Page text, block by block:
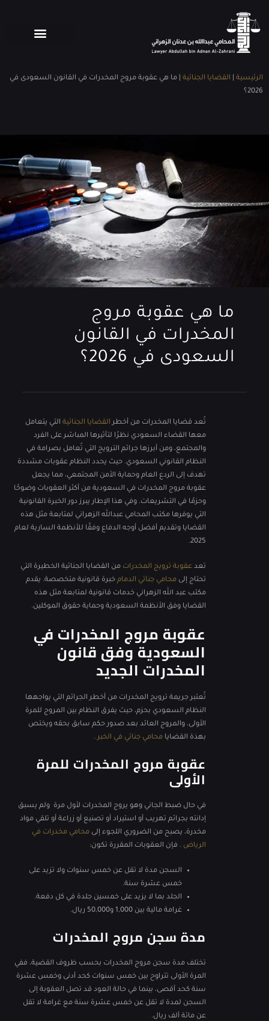
الرئيسية القضايا الجنائية
ما هي عقوبة مروج المخدرات في القانون السعودى في
2026؟
ما هي عقوبة مروج
المخدرات في القانون
السعودى في 2026؟
تُعد قضايا المخدرات من أخطر القضايا الجنائيةالتي يتعامل
معها القضاء السعودي نظرًا لتأثيرها المباشر على الفرد
والمجتمع، ومن أبرزها جرائم الترويج التي تُعامل بصرامة في
النظام القانوني السعودي. حيث يحدد النظام عقوبات مشددة
تهدف إلى الردع العام وحماية الأمن المجتمعي، مما يجعل
عقوبة مروج المخدرات في السعودية من أكثر العقوبات وضوحًا
وحزمًا في التشريعات. وفي هذا الإطار يبرز دور الخبرة القانونية
التي يوفرها مكتب المحامي عبدالله الزهراني لمتابعة مثل هذه
القضايا وتقديم أفضل أوجه الدفاع وفقًا للأنظمة السارية لعام
2025.
تعد عقوبة ترويج المخدرات من القضايا الجنائية الخطيرة التي
تحتاج إلى محامي جنائي الدمام خبرة قانونية متخصصة. يقدم
مكتب عبد الله الزهراني خدمات قانونية لمتابعة مثل هذه
القضايا وفق الأنظمة السعودية وحماية حقوق الموكلين.
عقوبة مروج المخدرات في
السعودية​ وفق قانون
المخدرات الجديد
تُعتبر جريمة ترويج المخدرات من أخطر الجرائم التي يواجهها
النظام السعودي بحزم، حيث يفرق النظام بين المروج للمرة
الأولى، والمروج العائد بعد صدور حكم سابق بحقه ويختص
بهذة القضايا محامي جنائي في الخبر.
عقوبة مروج المخدرات للمرة
الأولى
في حال ضبط الجاني وهو يروج المخدرات لأول مرة ولم يسبق
إدانته بجرائم تهريب أو استيراد أو تصنيع أو زراعة أو تلقي مواد
مخدرة، يصبح من الضروري اللجوء إلى محامي مخدرات في
الرياض . فإن العقوبات المقررة تكون:
السجن مدة لا تقل عن خمس سنوات ولا تزيد على
خمس عشرة سنة.
الجلد بما لا يزيد على خمسين جلدة في كل دفعة.
غرامة مالية بين 1,000 و50,000 ريال.
مدة سجن مروج المخدرات
تختلف مدة سجن مروج المخدرات بحسب ظروف القضية، ففي
المرة الأولى تتراوح بين خمس سنوات كحد أدنى وخمس عشرة
سنة كحد أقصى، بينما في حالة العود قد تصل العقوبة إلى
السجن لمدة لا تقل عن خمس عشرة سنة مع غرامة لا تقل
عن مائة ألف ريال.